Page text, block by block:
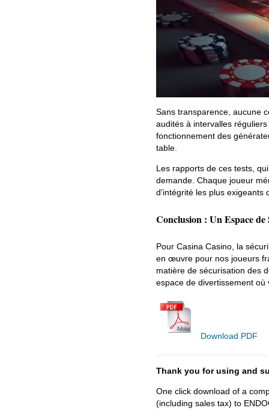
Sans transparence, aucune
audités à intervalles
fonctionnement des
table.
Les rapports de ces tests,
demande. Chaque joueur
d'intégrité les plus exigeants
Conclusion : Un Espace
Pour Casina Casino, la
en œuvre pour nos joueurs
matière de sécurisation des
espace de divertissement
Download PDF
Thank you for using and
One click download of a
(including sales tax) to